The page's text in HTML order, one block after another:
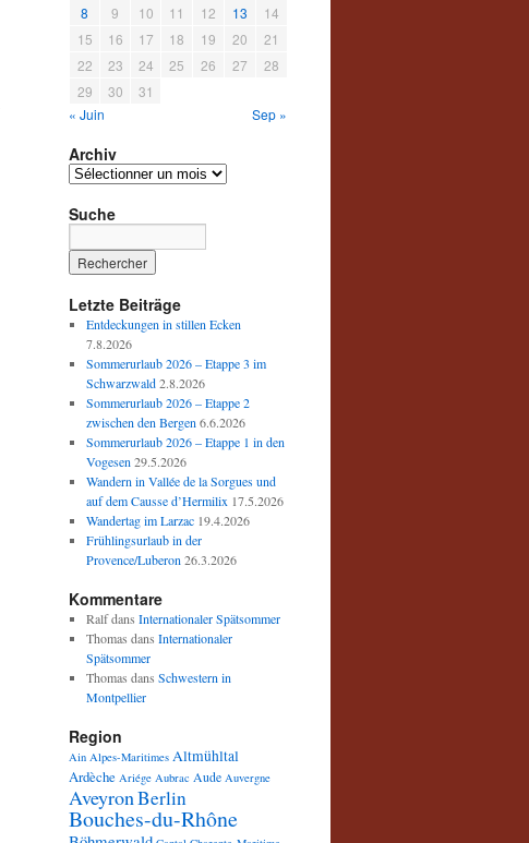
8
9 10 11 12 13
14
15
16 17 18 19 20
21
22
23 24 25 26 27
28
29
30
31
« Juin
Sep »
Archiv
Archiv
Suche
Letzte Beiträge
Entdeckungen in stillen Ecken
7.8.2026
Sommerurlaub 2026 – Etappe 3 im
Schwarzwald 2.8.2026
Sommerurlaub 2026 – Etappe 2
zwischen den Bergen 6.6.2026
Sommerurlaub 2026 – Etappe 1 in den
Vogesen 29.5.2026
Wandern in Vallée de la Sorgues und
auf dem Causse d’Hermilix 17.5.2026
Wandertag im Larzac 19.4.2026
Frühlingsurlaub in der
Provence/Luberon 26.3.2026
Kommentare
Ralfdans Internationaler Spätsommer
Thomas dans Internationaler
Spätsommer
Thomas dans Schwestern in
Montpellier
Region
Ain Alpes-Maritimes Altmühltal
Ardèche Ariége Aubrac Aude Auvergne
AveyronBerlin
Bouches-du-Rhône